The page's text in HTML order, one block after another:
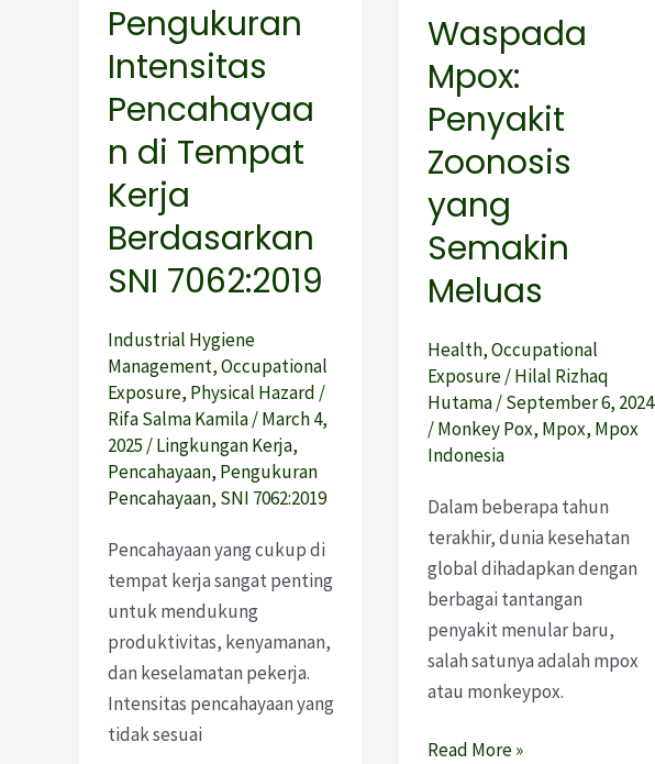
Pengukuran
Intensitas
Pencahayaa
n di Tempat
Kerja
Berdasarkan
SNI 7062:2019
Industrial Hygiene
Management,Occupational
Exposure, Physical Hazard /
Rifa Salma Kamila/March 4,
2025 /Lingkungan Kerja,
Pencahayaan, Pengukuran
Pencahayaan, SNI 7062:2019
Pencahayaan yang cukup di
tempat kerja sangat penting
untuk mendukung
produktivitas, kenyamanan,
dan keselamatan pekerja.
Intensitas pencahayaan yang
tidak sesuai
Kerja
Berdasarkan
SNI
7062:2019
Waspada
Mpox:
Penyakit
Zoonosis
yang
Semakin
Meluas
Health,Occupational
Exposure/Hilal Rizhaq
Hutama/September 6, 2024
/Monkey Pox, Mpox, Mpox
Indonesia
Dalam beberapa tahun
terakhir, dunia kesehatan
global dihadapkan dengan
berbagai tantangan
penyakit menular baru,
salah satunya adalah mpox
atau monkeypox.
Semakin
Meluas
Read More »